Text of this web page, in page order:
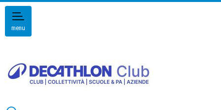
menu